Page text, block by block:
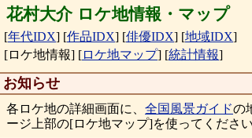
花村大介 ロケ地情報・マップ
[年代IDX] [作品IDX] [俳優IDX] [地域IDX]
[ロケ地情報] [ロケ地マップ] [統計情報]
お知らせ
各ロケ地の詳細画面に、 全国風景ガイドの
ージ上部の[ロケ地マップ]を使ってください